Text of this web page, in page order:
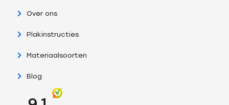
Over ons
Plakinstructies
Materiaalsoorten
Blog